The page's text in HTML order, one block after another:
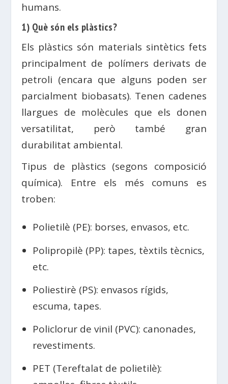
humans.
1) Què són els plàstics?
Els plàstics són materials sintètics fets
principalment de polímers derivats de
petroli (encara que alguns poden ser
parcialment biobasats). Tenen cadenes
llargues de molècules que els donen
versatilitat, però també gran
durabilitat ambiental.
Tipus de plàstics (segons composició
química). Entre els més comuns es
troben:
Polietilè (PE): borses, envasos, etc.
Polipropilè (PP): tapes, tèxtils tècnics,
etc.
Poliestirè (PS): envasos rígids,
escuma, tapes.
Policlorur de vinil (PVC): canonades,
revestiments.
PET (Tereftalat de polietilè):